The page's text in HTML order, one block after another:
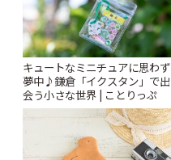
キュートなミニチュアに思わず
夢中♪鎌倉「イクスタン」で出
会う小さな世界 | ことりっぷ